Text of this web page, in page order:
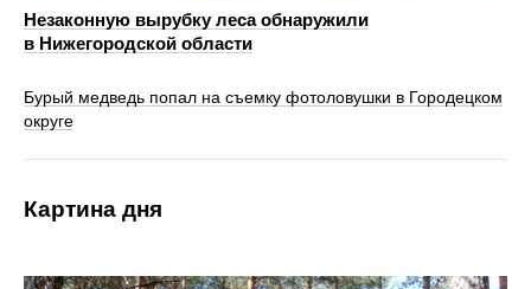
Незаконную вырубку леса обнаружили
в Нижегородской области
Бурый медведь попал на съемку фотоловушки в Городецком
округе
Картина дня